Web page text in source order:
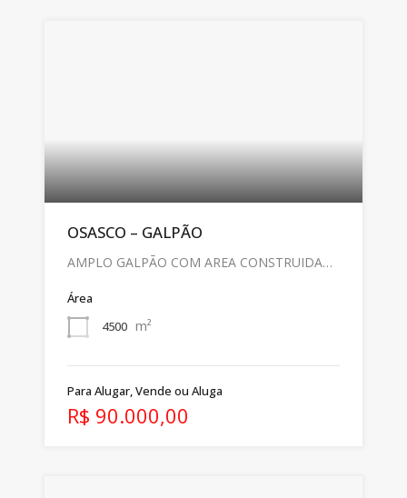
OSASCO – GALPÃO
AMPLO GALPÃO COM AREA CONSTRUIDA…
Área
4500 m²
Para Alugar, Vende ou Aluga
R$ 90.000,00